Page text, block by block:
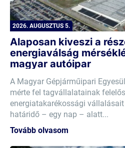
2026. AUGUSZTUS 5.
Alaposan kiveszi a
energiaválság
magyar autóipar
A Magyar Gépjárműipari
mérte fel tagvállalatainak
energiatakarékossági
határidő – egy nap – alatt...
Tovább olvasom